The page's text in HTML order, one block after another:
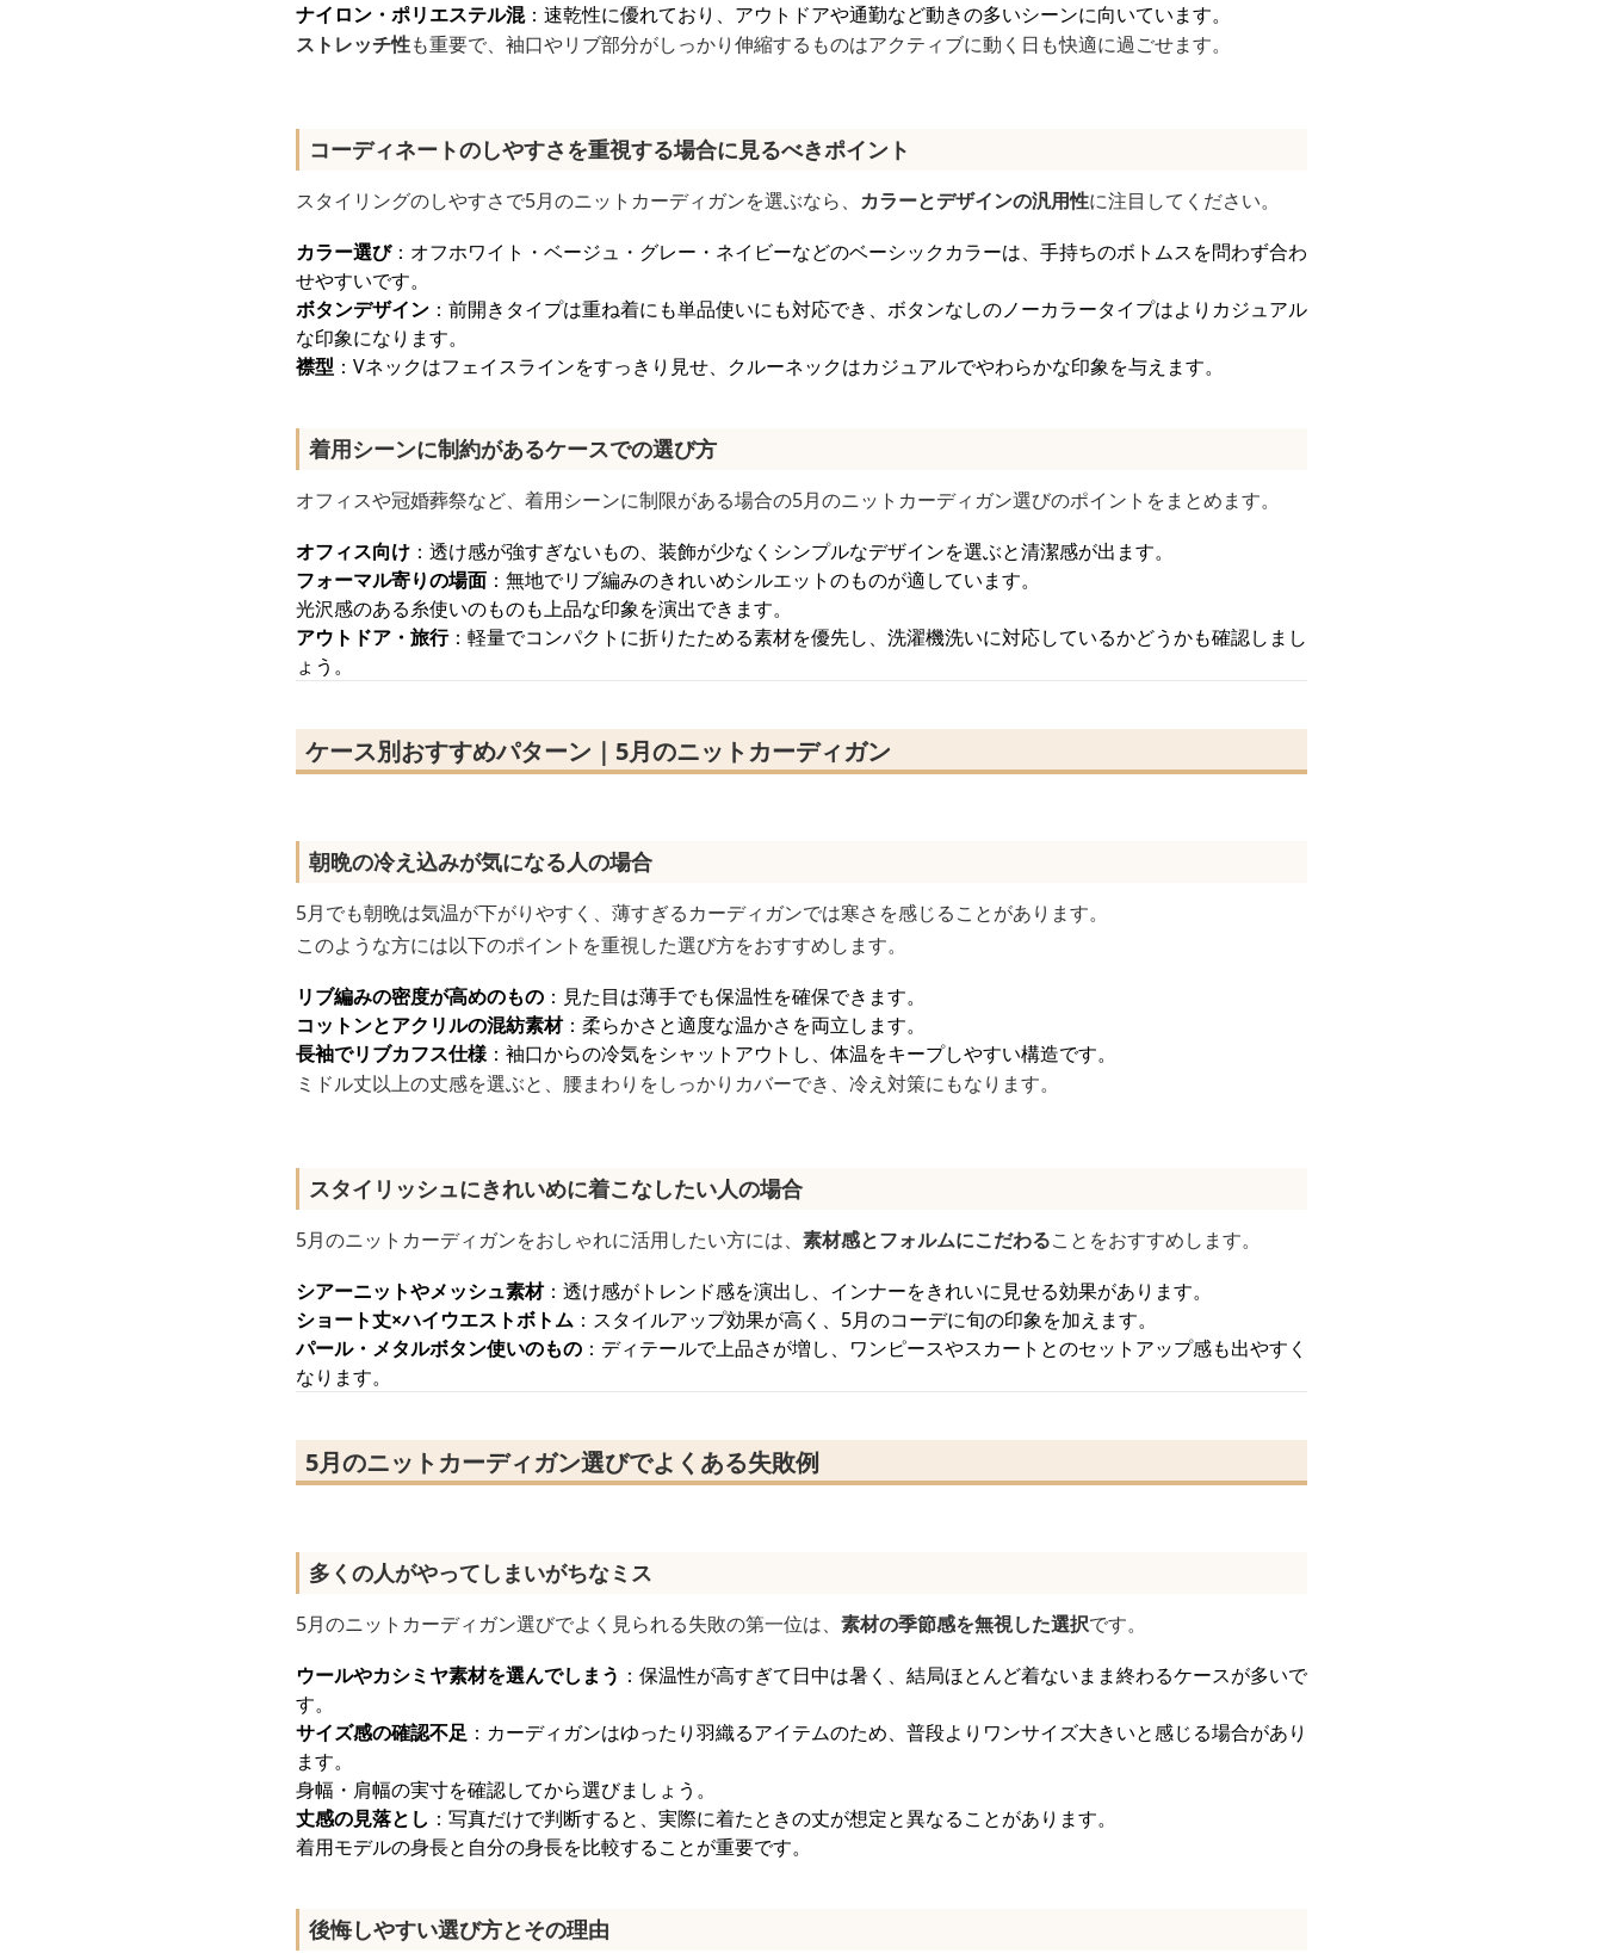
ナイロン・ポリエステル混：速乾性に優れており、アウトドアや通勤など動きの多いシーンに向いています。
ストレッチ性も重要で、袖口やリブ部分がしっかり伸縮するものはアクティブに動く日も快適に過ごせます。
コーディネートのしやすさを重視する場合に見るべきポイント
スタイリングのしやすさで5月のニットカーディガンを選ぶなら、 カラーとデザインの汎用性に注目してください。
カラー選び：オフホワイト・ベージュ・グレー・ネイビーなどのベーシックカラーは、手持ちのボトムスを問わず合わ
せやすいです。
ボタンデザイン ：前開きタイプは重ね着にも単品使いにも対応でき、ボタンなしのノーカラータイプはよりカジュアル
な印象になります。
襟型 ：Vネックはフェイスラインをすっきり見せ、クルーネックはカジュアルでやわらかな印象を与えます。
着用シーンに制約があるケースでの選び方
オフィスや冠婚葬祭など、着用シーンに制限がある場合の5月のニットカーディガン選びのポイントをまとめます。
オフィス向け ：透け感が強すぎないもの、装飾が少なくシンプルなデザインを選ぶと清潔感が出ます。
フォーマル寄りの場面 ：無地でリブ編みのきれいめシルエットのものが適しています。
光沢感のある糸使いのものも上品な印象を演出できます。
アウトドア・旅行：軽量でコンパクトに折りたためる素材を優先し、洗濯機洗いに対応しているかどうかも確認しまし
ょう。
ケース別おすすめパターン｜5月のニットカーディガン
朝晩の冷え込みが気になる人の場合
5月でも朝晩は気温が下がりやすく、薄すぎるカーディガンでは寒さを感じることがあります。
このような方には以下のポイントを重視した選び方をおすすめします。
リブ編みの密度が高めのもの ：見た目は薄手でも保温性を確保できます。
コットンとアクリルの混紡素材：柔らかさと適度な温かさを両立します。
長袖でリブカフス仕様：袖口からの冷気をシャットアウトし、体温をキープしやすい構造です。
ミドル丈以上の丈感を選ぶと、腰まわりをしっかりカバーでき、冷え対策にもなります。
スタイリッシュにきれいめに着こなしたい人の場合
5月のニットカーディガンをおしゃれに活用したい方には、 素材感とフォルムにこだわることをおすすめします。
シアーニットやメッシュ素材：透け感がトレンド感を演出し、インナーをきれいに見せる効果があります。
ショート丈×ハイウエストボトム ：スタイルアップ効果が高く、5月のコーデに旬の印象を加えます。
パール・メタルボタン使いのもの ：ディテールで上品さが増し、ワンピースやスカートとのセットアップ感も出やすく
なります。
5月のニットカーディガン選びでよくある失敗例
多くの人がやってしまいがちなミス
5月のニットカーディガン選びでよく見られる失敗の第一位は、 素材の季節感を無視した選択です。
ウールやカシミヤ素材を選んでしまう ：保温性が高すぎて日中は暑く、結局ほとんど着ないまま終わるケースが多いで
す。
サイズ感の確認不足 ：カーディガンはゆったり羽織るアイテムのため、普段よりワンサイズ大きいと感じる場合があり
ます。
身幅・肩幅の実寸を確認してから選びましょう。
丈感の見落とし ：写真だけで判断すると、実際に着たときの丈が想定と異なることがあります。
着用モデルの身長と自分の身長を比較することが重要です。
後悔しやすい選び方とその理由